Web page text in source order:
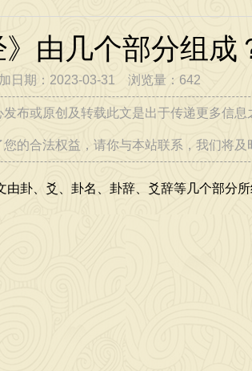
2026年5月18日，天津三天研学圆满结束，返回阜阳市，弘扬中华优秀传统文化，传播正能量，广接善缘，交天下朋友 [2026-05-18]
，广接善缘交天下朋友 [2026-06-06]
》由几个部分组成
日期：2023-03-31 浏览量：642
布或原创及转载此文是出于传递更多信
的合法权益，请你与本站联系，我们将及
卦、爻、卦名、卦辞、爻辞等几个部分所